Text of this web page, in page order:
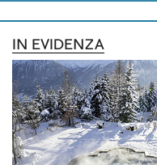
IN EVIDENZA